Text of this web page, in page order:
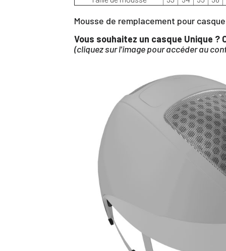
Mousse de remplacement pour
Vous souhaitez un casque Unique
(cliquez sur l'image pour accéder au